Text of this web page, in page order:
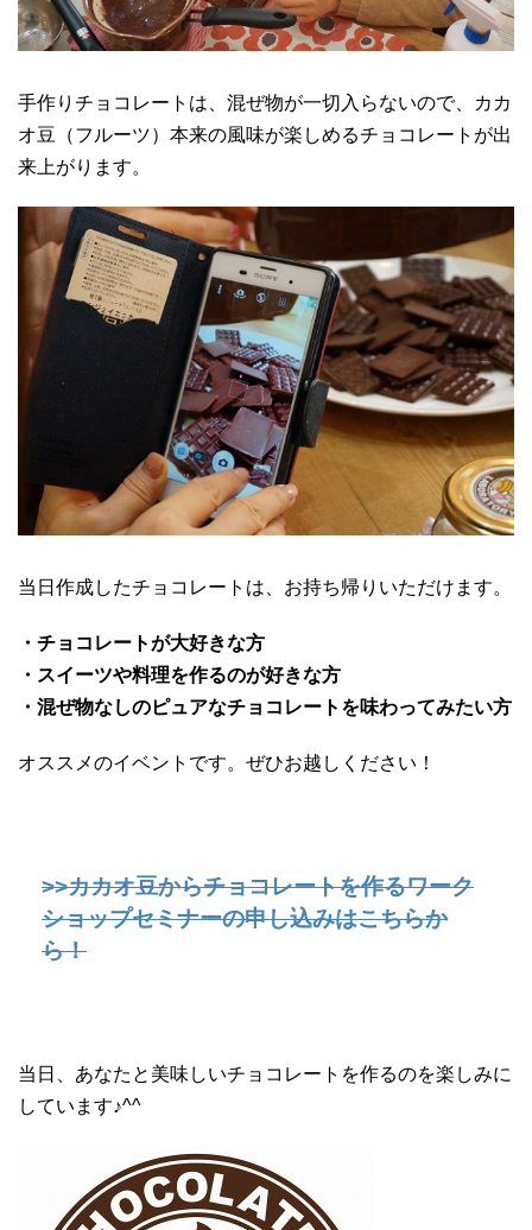
手作りチョコレートは、混ぜ物が一切入らないので、カカ
オ豆（フルーツ）本来の風味が楽しめるチョコレートが出
来上がります。
当日作成したチョコレートは、お持ち帰りいただけます。
・チョコレートが大好きな方
・スイーツや料理を作るのが好きな方
・混ぜ物なしのピュアなチョコレートを味わってみたい方
オススメのイベントです。ぜひお越しください！
>>カカオ豆からチョコレートを作るワーク
ショップセミナーの申し込みはこちらか
ら！
当日、あなたと美味しいチョコレートを作るのを楽しみに
しています♪^^